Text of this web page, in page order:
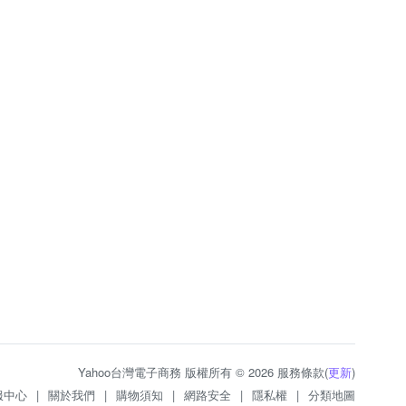
Yahoo台灣電子商務 版權所有 © 2026 服務條款(更新)
中心 | 關於我們 | 購物須知 | 網路安全 | 隱私權 | 分類地圖